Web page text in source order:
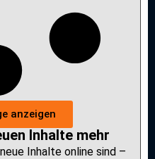
anzeigen
Inhalte mehr
Inhalte online sind –